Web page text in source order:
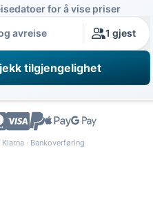
for å vise priser
avreise 1 gjest
tilgjengelighet
Klarna · Bankoverføring